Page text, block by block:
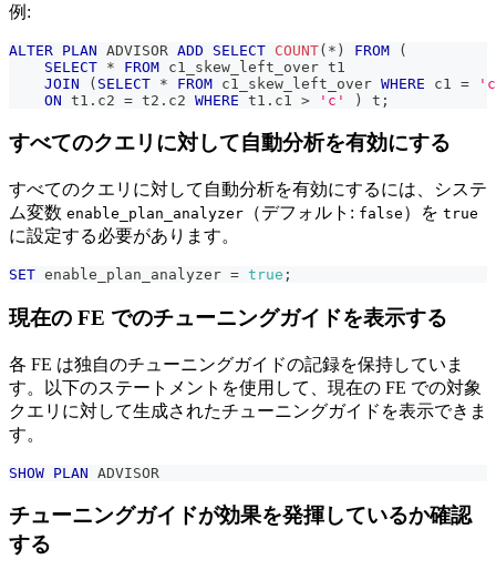
例:
ALTER PLAN ADVISOR ADD SELECT COUNT( * ) FROM
(
SELECT * FROM c1_skew_left_over t1
JOIN
( SELECT * FROM c1_skew_left_over WHERE c1 =
ON t1 . c2 = t2 . c2 WHERE t1 . c1 > 'c' ) t ;
すべてのクエリに対して自動分析を有効にする
すべてのクエリに対して自動分析を有効にするには、システ
ム変数 enable_plan_analyzer （デフォルト: false ）を true
に設定する必要があります。
SET enable_plan_analyzer = true ;
現在の FE でのチューニングガイドを表示する
各 FE は独自のチューニングガイドの記録を保持していま
す。以下のステートメントを使用して、現在の FE での対象
クエリに対して生成されたチューニングガイドを表示できま
す。
SHOW PLAN ADVISOR
チューニングガイドが効果を発揮しているか確認
する